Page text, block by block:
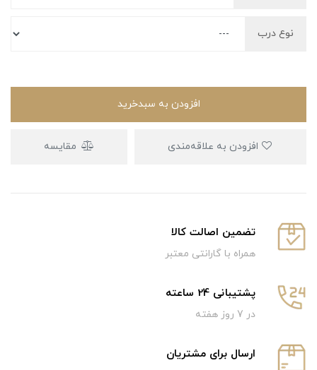
نوع درب
افزودن به سبدخرید
مقایسه
تضمین اصالت کالا
همراه با گارانتی معتبر
پشتیبانی 24 ساعته
در 7 روز هفته
ارسال برای مشتریان